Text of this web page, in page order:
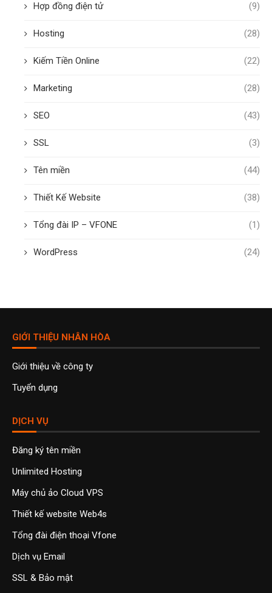
Hợp đồng điện tử (9)
Hosting (28)
Kiếm Tiền Online (22)
Marketing (28)
SEO (43)
SSL (3)
Tên miền (44)
Thiết Kế Website (38)
Tổng đài IP – VFONE (1)
WordPress (24)
GIỚI THIỆU NHÂN HÒA
Giới thiệu về công ty
Tuyển dụng
DỊCH VỤ
Đăng ký tên miền
Unlimited Hosting
Máy chủ ảo Cloud VPS
Thiết kế website Web4s
Tổng đài điện thoại Vfone
Dịch vụ Email
SSL & Bảo mật